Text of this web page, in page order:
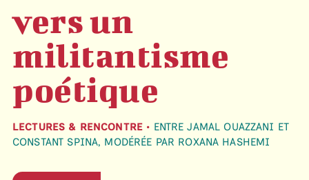
vers un
militantisme
poétique
LECTURES & RENCONTRE • ENTRE JAMAL OUAZZANI ET
CONSTANT SPINA, MODÉRÉE PAR ROXANA HASHEMI